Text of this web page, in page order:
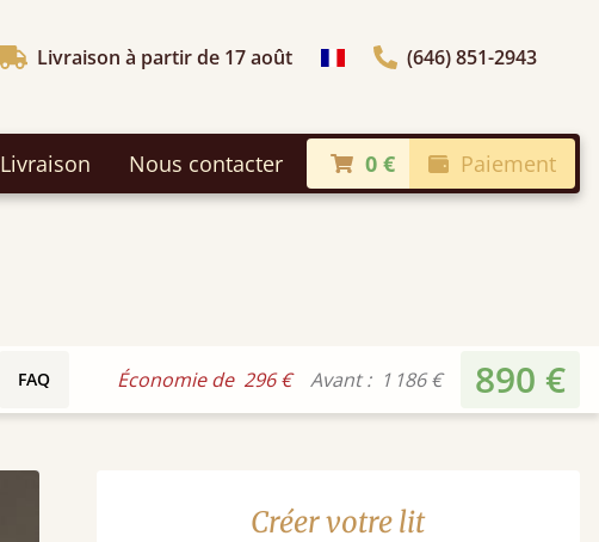
Livraison à partir de 17 août Choisir le pays(646) 851-2943
Livraison Nous contacter 0 € Paiement
FAQ Économie de 296 € Avant : 1 186 € 890 €
Créer votre lit